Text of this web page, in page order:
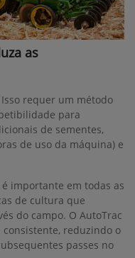
as
requer um método
para
de sementes,
de uso da máquina) e
importante em todas as
de cultura que
do campo. O AutoTrac
reduzindo o
passes no